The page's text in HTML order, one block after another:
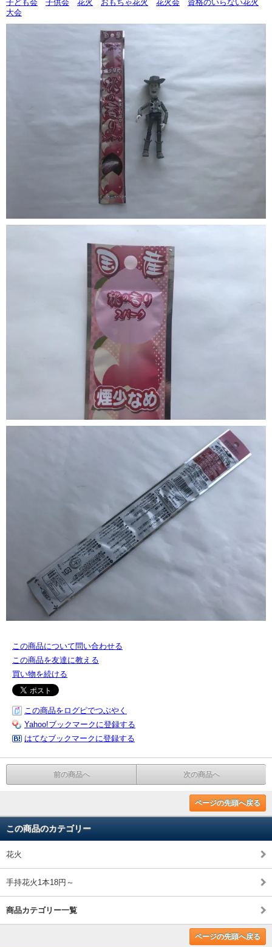
子ども会 子供会 花火 おもちゃ花火 花火会
資格のいらない花火
大会
この商品について問い合わせる
この商品を友達に教える
買い物を続ける
この商品をログピでつぶやく
Yahoo!ブックマークに登録する
はてなブックマークに登録する
前の商品へ 次の商品へ
ページの先頭へ戻る
この商品のカテゴリー
花火
手持花火1本18円～
商品カテゴリー一覧
ページの先頭へ戻る